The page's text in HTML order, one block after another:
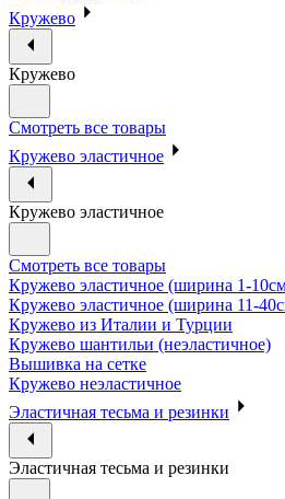
Кружево
Кружево
Смотреть все товары
Кружево эластичное
Кружево эластичное
Смотреть все товары
Кружево эластичное (ширина 1-
Кружево эластичное (ширина 11-
Кружево из Италии и Турции
Кружево шантильи (неэластичное)
Вышивка на сетке
Кружево неэластичное
Эластичная тесьма и резинки
Эластичная тесьма и резинки